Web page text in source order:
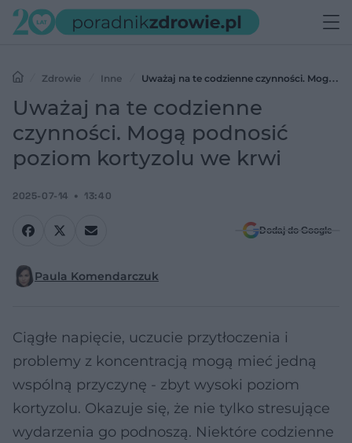
Zdrowie Inne
Uważaj na te codzienne czynności. Mogą
podnosić poziom kortyzolu we krwi
Uważaj na te codzienne
czynności. Mogą podnosić
poziom kortyzolu we krwi
2025-07-14 13:40
Dodaj do Google
Paula Komendarczuk
Ciągłe napięcie, uczucie przytłoczenia i
problemy z koncentracją mogą mieć jedną
wspólną przyczynę - zbyt wysoki poziom
kortyzolu. Okazuje się, że nie tylko stresujące
wydarzenia go podnoszą. Niektóre codzienne